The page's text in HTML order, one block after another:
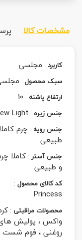
مشخصات کالا
کاربرد :مجلسی
سبک محصول :
ارتفاع پاشنه :
10
جنس زیره :
Light
جنس رویه :چرم کاملا
طبیعی
جنس آستر :کاملا
و طبیعی
کد کالای محصول :
Princess
محصولات مراقبتی :
واکس ، پولیش
روغنی ، فوم شست